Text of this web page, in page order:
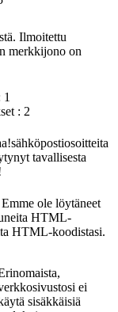
Ilmoitettu
merkkijono on
: 2
tavallisesta
ole löytäneet
HTML-
HTML-koodistasi.
ei
sisäkkäisiä